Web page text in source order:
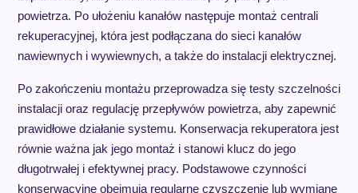
powietrza. Po ułożeniu kanałów następuje montaż centrali
rekuperacyjnej, która jest podłączana do sieci kanałów
nawiewnych i wywiewnych, a także do instalacji elektrycznej.
Po zakończeniu montażu przeprowadza się testy szczelności
instalacji oraz regulację przepływów powietrza, aby zapewnić
prawidłowe działanie systemu. Konserwacja rekuperatora jest
równie ważna jak jego montaż i stanowi klucz do jego
długotrwałej i efektywnej pracy. Podstawowe czynności
konserwacyjne obejmują regularne czyszczenie lub wymianę